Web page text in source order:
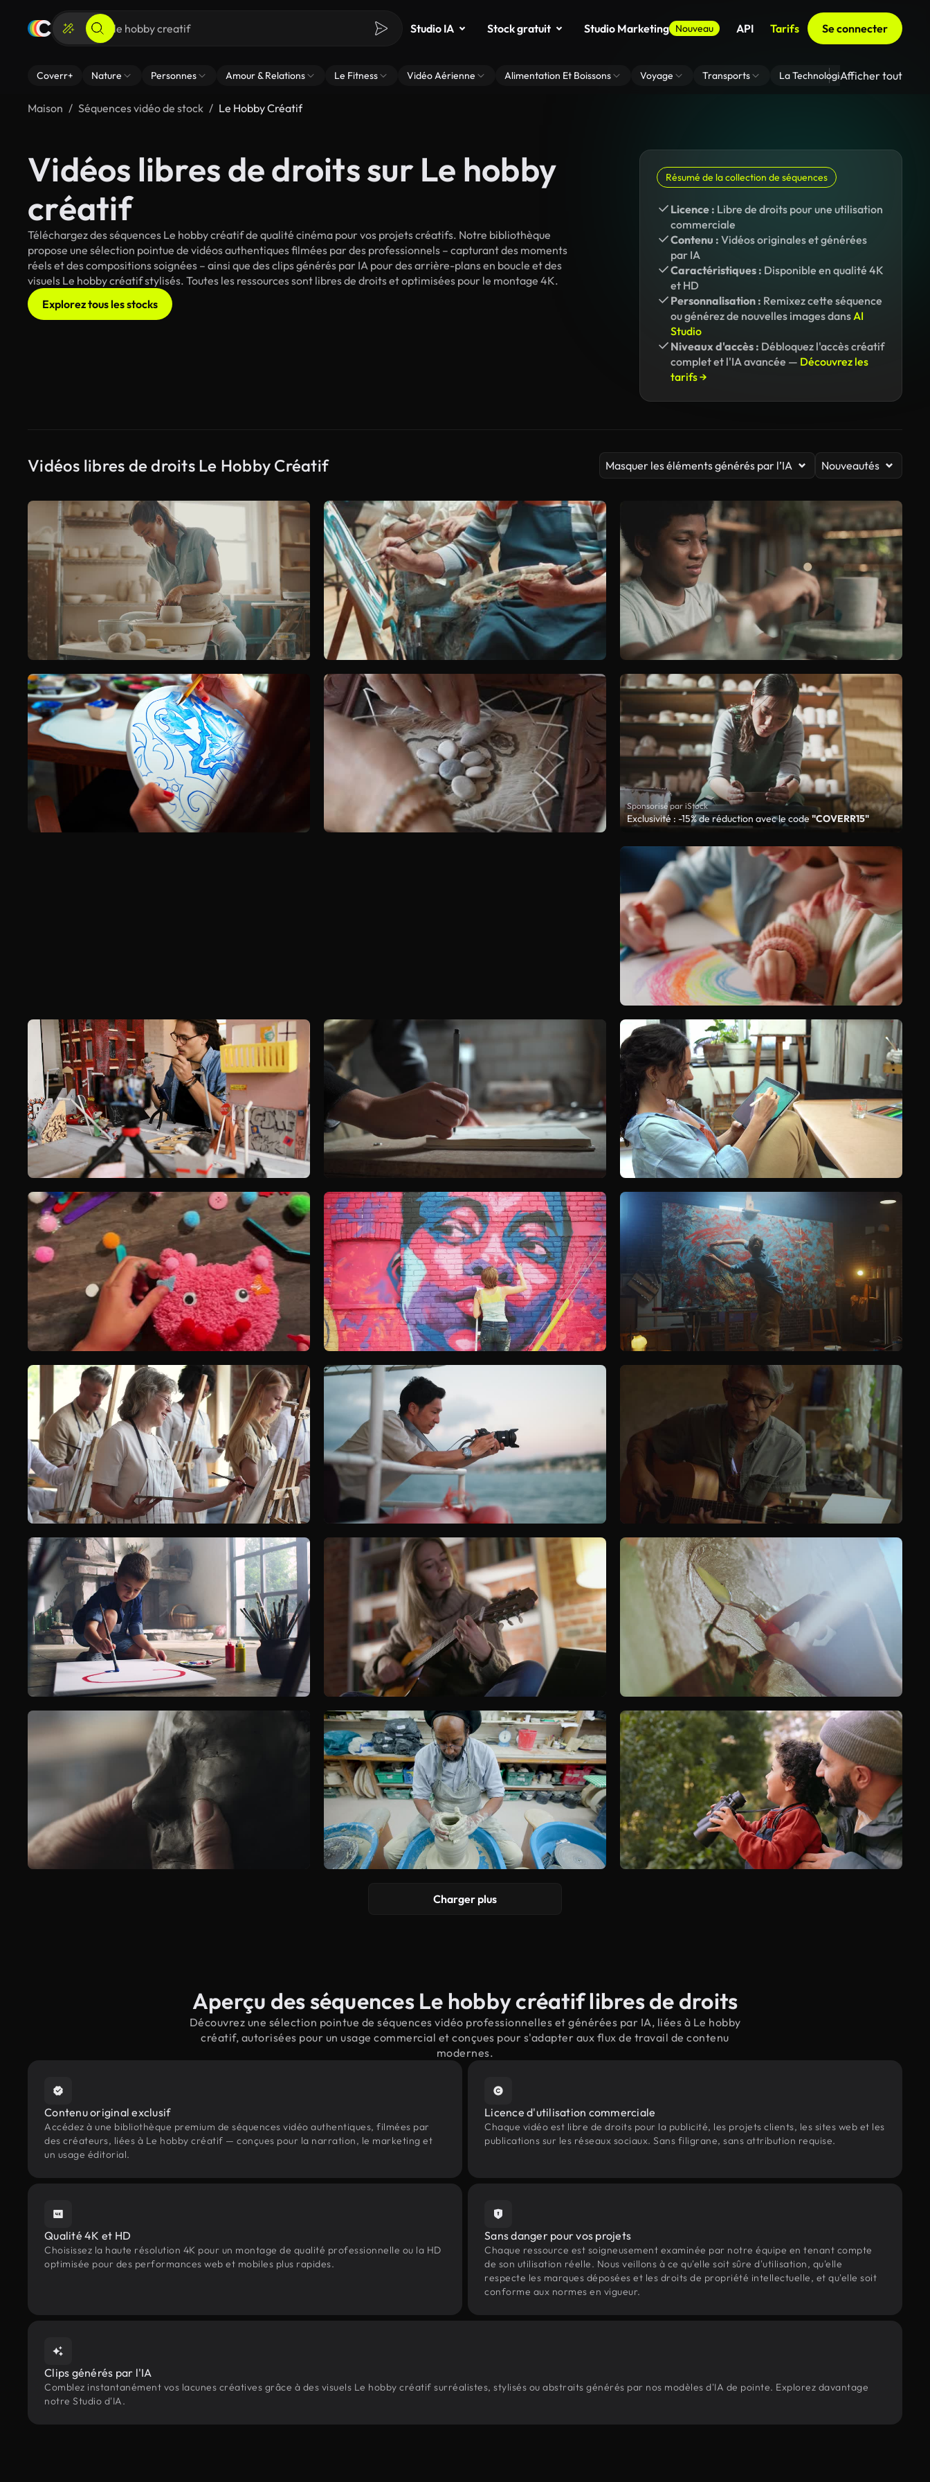
Studio IA Stock gratuit Studio Marketing Nouveau API Tarifs Se connecter
Coverr+ Nature Personnes Amour & Relations Le Fitness Vidéo Aérienne Alimentation Et Boissons Voyage Transports La Technologie Zoom En
Afficher tout
Maison Séquences vidéo de stock Le Hobby Créatif
Vidéos libres de droits sur Le hobby
créatif
Téléchargez des séquences Le hobby créatif de qualité cinéma pour vos projets créatifs. Notre bibliothèque
propose une sélection pointue de vidéos authentiques filmées par des professionnels – capturant des moments
réels et des compositions soignées – ainsi que des clips générés par IA pour des arrière-plans en boucle et des
visuels Le hobby créatif stylisés. Toutes les ressources sont libres de droits et optimisées pour le montage 4K.
Explorez tous les stocks
Résumé de la collection de séquences
Licence : Libre de droits pour une utilisation
commerciale
Contenu : Vidéos originales et générées
par IA
Caractéristiques : Disponible en qualité 4K
et HD
Personnalisation : Remixez cette séquence
ou générez de nouvelles images dansAI
Studio
Niveaux d'accès : Débloquez l'accès créatif
complet et l'IA avancée — Découvrez les
tarifs →
Vidéos libres de droits Le Hobby Créatif Masquer les éléments générés par l’IA Nouveautés
Sponsorisé par iStock
Exclusivité : -15% de réduction avec le code "COVERR15"
Charger plus
Aperçu des séquences Le hobby créatif libres de droits
Découvrez une sélection pointue de séquences vidéo professionnelles et générées par IA, liées à Le hobby
créatif, autorisées pour un usage commercial et conçues pour s'adapter aux flux de travail de contenu
modernes.
Contenu original exclusif
Accédez à une bibliothèque premium de séquences vidéo authentiques, filmées par
des créateurs, liées à Le hobby créatif — conçues pour la narration, le marketing et
un usage éditorial.
Licence d'utilisation commerciale
Chaque vidéo est libre de droits pour la publicité, les projets clients, les sites web et les
publications sur les réseaux sociaux. Sans filigrane, sans attribution requise.
Qualité 4K et HD
Choisissez la haute résolution 4K pour un montage de qualité professionnelle ou la HD
optimisée pour des performances web et mobiles plus rapides.
Sans danger pour vos projets
Chaque ressource est soigneusement examinée par notre équipe en tenant compte
de son utilisation réelle. Nous veillons à ce qu'elle soit sûre d'utilisation, qu'elle
respecte les marques déposées et les droits de propriété intellectuelle, et qu'elle soit
conforme aux normes en vigueur.
Clips générés par l'IA
Comblez instantanément vos lacunes créatives grâce à des visuels Le hobby créatif surréalistes, stylisés ou abstraits générés par nos modèles d'IA de pointe. Explorez davantage
notre Studio d'IA.